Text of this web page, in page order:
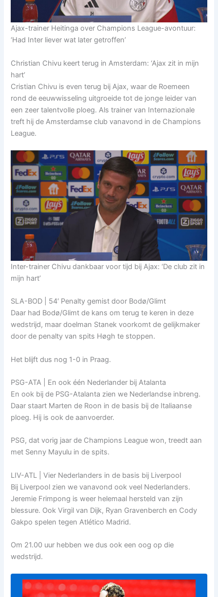
Ajax-trainer Heitinga over Champions League-avontuur:
‘Had Inter liever wat later getroffen’
Christian Chivu keert terug in Amsterdam: ‘Ajax zit in mijn
hart’
Cristian Chivu is even terug bij Ajax, waar de Roemeen
rond de eeuwwisseling uitgroeide tot de jonge leider van
een zeer talentvolle ploeg. Als trainer van Internazionale
treft hij de Amsterdamse club vanavond in de Champions
League.
Inter-trainer Chivu dankbaar voor tijd bij Ajax: ‘De club zit in
mijn hart’
SLA-BOD | 54′ Penalty gemist door Bodø/Glimt
Daar had Bodø/Glimt de kans om terug te keren in deze
wedstrijd, maar doelman Stanek voorkomt de gelijkmaker
door de penalty van spits Høgh te stoppen.
Het blijft dus nog 1-0 in Praag.
PSG-ATA | En ook één Nederlander bij Atalanta
En ook bij de PSG-Atalanta zien we Nederlandse inbreng.
Daar staart Marten de Roon in de basis bij de Italiaanse
ploeg. Hij is ook de aanvoerder.
PSG, dat vorig jaar de Champions League won, treedt aan
met Senny Mayulu in de spits.
LIV-ATL | Vier Nederlanders in de basis bij Liverpool
Bij Liverpool zien we vanavond ook veel Nederlanders.
Jeremie Frimpong is weer helemaal hersteld van zijn
blessure. Ook Virgil van Dijk, Ryan Gravenberch en Cody
Gakpo spelen tegen Atlético Madrid.
Om 21.00 uur hebben we dus ook een oog op die
wedstrijd.